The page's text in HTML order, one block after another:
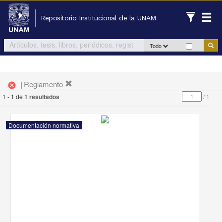
Repositorio Institucional de la UNAM
Todo
cancel | Reglamento
1 - 1 de 1 resultados /1
Documentación normativa